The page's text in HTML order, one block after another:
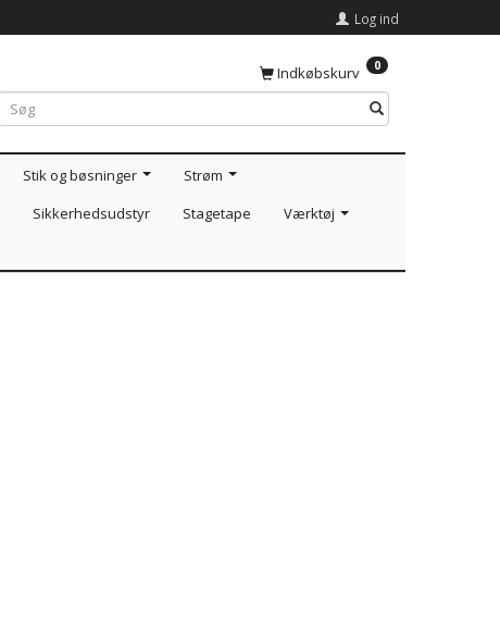
Log ind
Indkøbskurv 0
Stik og bøsninger
Strøm
Sikkerhedsudstyr Stagetape
Værktøj